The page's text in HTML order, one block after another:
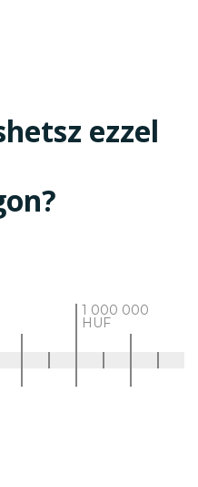
ezzel
1 000 000
HUF